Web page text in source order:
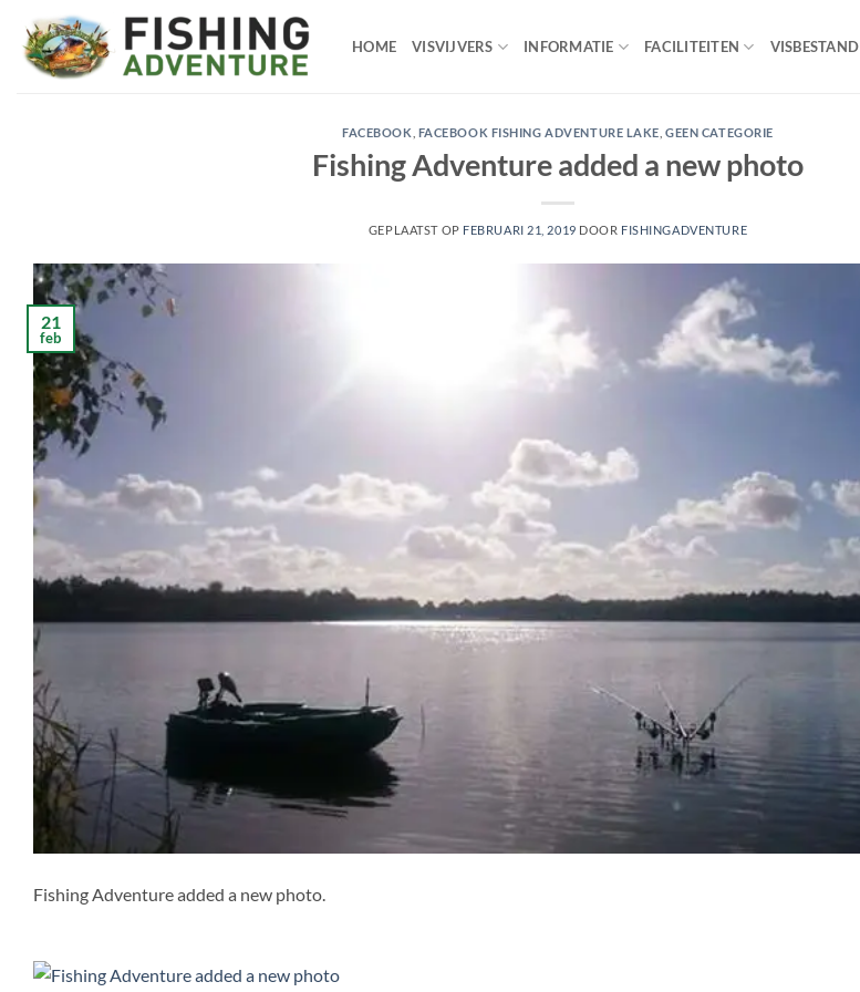
naar
HOME VISVIJVERS INFORMATIE FACILITEITEN VISBESTAND
FACEBOOK FACEBOOK FISHING ADVENTURE LAKE ,GEEN CATEGORIE
Fishing Adventure added a new photo
GEPLAATST OP FEBRUARI 21, 2019 DOOR FISHINGADVENTURE
21
feb
Fishing Adventure added a new photo.